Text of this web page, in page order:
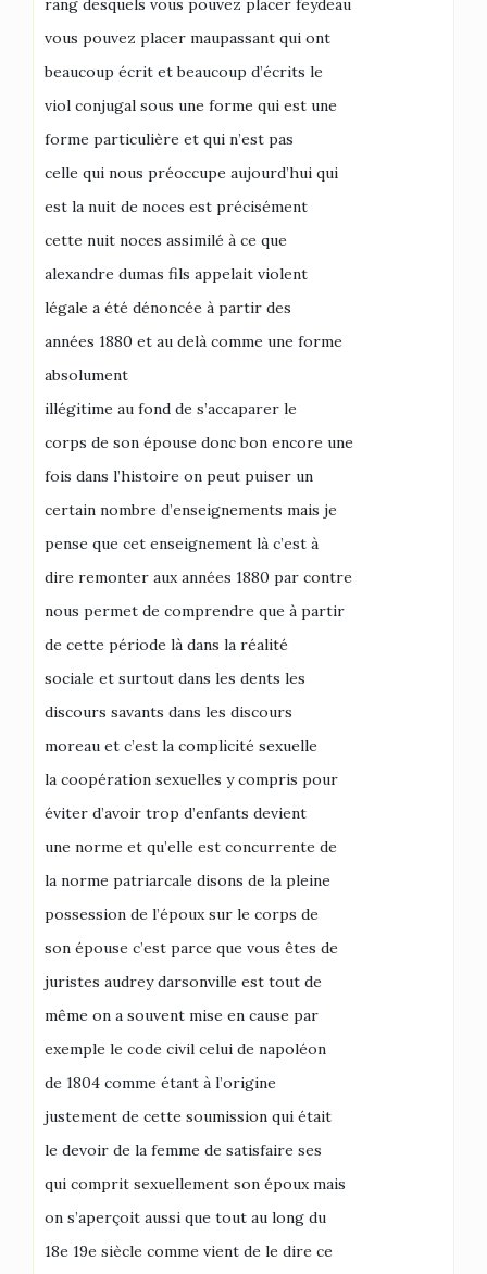
rang desquels vous pouvez placer feydeau
vous pouvez placer maupassant qui ont
beaucoup écrit et beaucoup d’écrits le
viol conjugal sous une forme qui est une
forme particulière et qui n’est pas
celle qui nous préoccupe aujourd’hui qui
est la nuit de noces est précisément
cette nuit noces assimilé à ce que
alexandre dumas fils appelait violent
légale a été dénoncée à partir des
années 1880 et au delà comme une forme
absolument
illégitime au fond de s’accaparer le
corps de son épouse donc bon encore une
fois dans l’histoire on peut puiser un
certain nombre d’enseignements mais je
pense que cet enseignement là c’est à
dire remonter aux années 1880 par contre
nous permet de comprendre que à partir
de cette période là dans la réalité
sociale et surtout dans les dents les
discours savants dans les discours
moreau et c’est la complicité sexuelle
la coopération sexuelles y compris pour
éviter d’avoir trop d’enfants devient
une norme et qu’elle est concurrente de
la norme patriarcale disons de la pleine
possession de l’époux sur le corps de
son épouse c’est parce que vous êtes de
juristes audrey darsonville est tout de
même on a souvent mise en cause par
exemple le code civil celui de napoléon
de 1804 comme étant à l’origine
justement de cette soumission qui était
le devoir de la femme de satisfaire ses
qui comprit sexuellement son époux mais
on s’aperçoit aussi que tout au long du
18e 19e siècle comme vient de le dire ce